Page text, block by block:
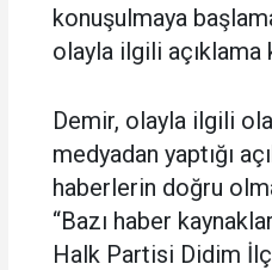
konuşulmaya
olayla ilgili açıklama
Demir, olayla ilgili
medyadan yaptığı
haberlerin doğru
“Bazı haber
Halk Partisi Didim